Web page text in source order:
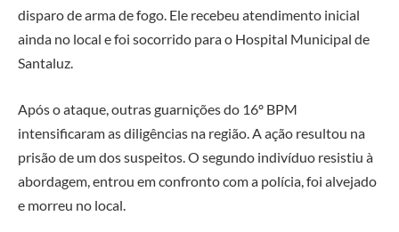
disparo de arma de fogo. Ele recebeu atendimento inicial
ainda no local e foi socorrido para o Hospital Municipal de
Santaluz.
Após o ataque, outras guarnições do 16º BPM
intensificaram as diligências na região. A ação resultou na
prisão de um dos suspeitos. O segundo indivíduo resistiu à
abordagem, entrou em confronto com a polícia, foi alvejado
e morreu no local.